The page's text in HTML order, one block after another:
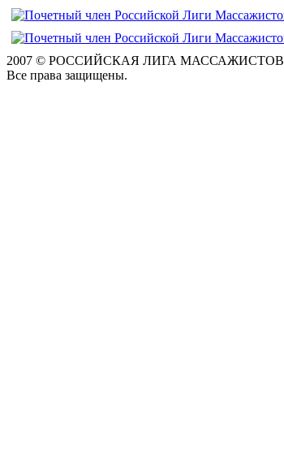
2007 © РОССИЙСКАЯ ЛИГА МАССАЖИСТОВ
Все права защищены.